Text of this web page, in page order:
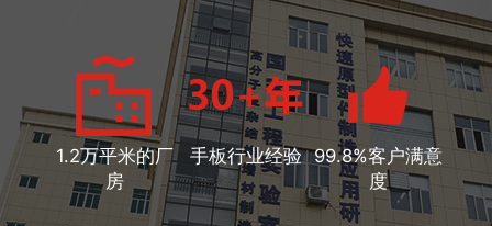
1.2万平米的厂
房
手板行业经验 99.8%客户满意
度